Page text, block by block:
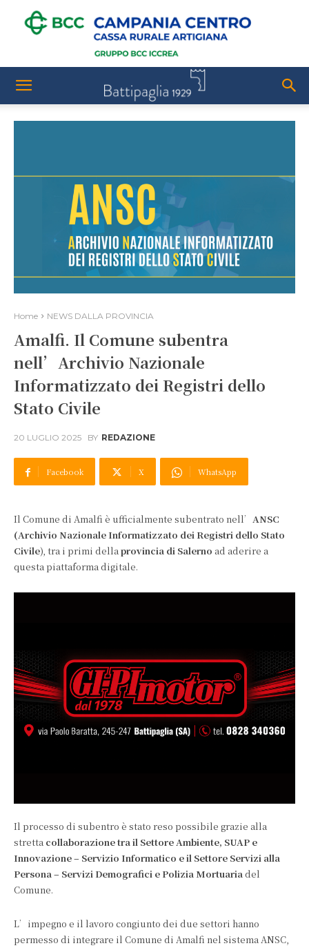
Home NEWS DALLA PROVINCIA
Amalfi. Il Comune subentra
nell’Archivio Nazionale
Informatizzato dei Registri dello
Stato Civile
20 LUGLIO 2025 BY REDAZIONE
Facebook X WhatsApp
Il Comune di Amalfi è ufficialmente subentrato nell’ ANSC
(Archivio Nazionale Informatizzato dei Registri dello Stato
Civile), tra i primi dellaprovincia di Salerno ad aderire a
questa piattaforma digitale.
Il processo di subentro è stato reso possibile grazie alla
stretta collaborazione tra il Settore Ambiente, SUAP e
Innovazione – Servizio Informatico e il Settore Servizi alla
Persona – Servizi Demografici e Polizia Mortuariadel
Comune.
L’impegno e il lavoro congiunto dei due settori hanno
permesso di integrare il Comune di Amalfi nel sistema ANSC,